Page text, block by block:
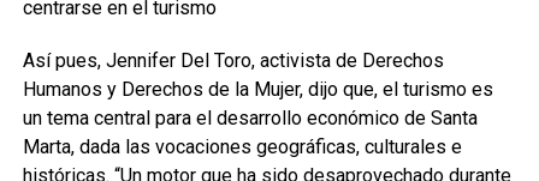
centrarse en el turismo
Así pues, Jennifer Del Toro, activista de Derechos
Humanos y Derechos de la Mujer, dijo que, el turismo es
un tema central para el desarrollo económico de Santa
Marta, dada las vocaciones geográficas, culturales e
históricas. “Un motor que ha sido desaprovechado durante